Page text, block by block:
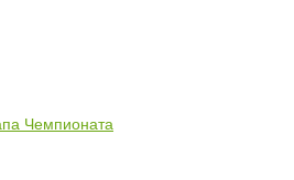
Чемпионата